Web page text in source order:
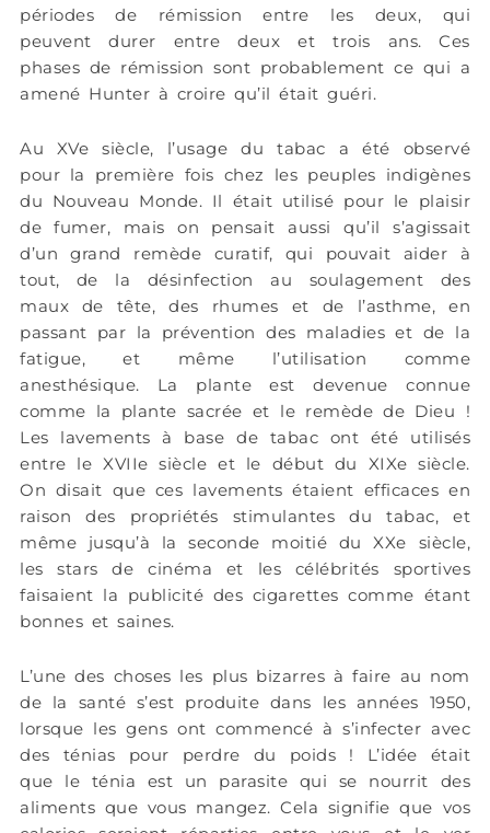
périodes de rémission entre les deux, qui
peuvent durer entre deux et trois ans. Ces
phases de rémission sont probablement ce qui a
amené Hunter à croire qu’il était guéri.
Au XVe siècle, l’usage du tabac a été observé
pour la première fois chez les peuples indigènes
du Nouveau Monde. Il était utilisé pour le plaisir
de fumer, mais on pensait aussi qu’il s’agissait
d’un grand remède curatif, qui pouvait aider à
tout, de la désinfection au soulagement des
maux de tête, des rhumes et de l’asthme, en
passant par la prévention des maladies et de la
fatigue, et même l’utilisation comme
anesthésique. La plante est devenue connue
comme la plante sacrée et le remède de Dieu !
Les lavements à base de tabac ont été utilisés
entre le XVIIe siècle et le début du XIXe siècle.
On disait que ces lavements étaient efficaces en
raison des propriétés stimulantes du tabac, et
même jusqu’à la seconde moitié du XXe siècle,
les stars de cinéma et les célébrités sportives
faisaient la publicité des cigarettes comme étant
bonnes et saines.
L’une des choses les plus bizarres à faire au nom
de la santé s’est produite dans les années 1950,
lorsque les gens ont commencé à s’infecter avec
des ténias pour perdre du poids ! L’idée était
que le ténia est un parasite qui se nourrit des
aliments que vous mangez. Cela signifie que vos